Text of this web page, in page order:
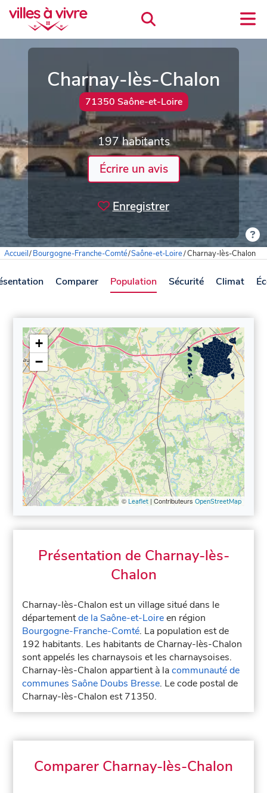
Charnay-lès-Chalon
71350 Saône-et-Loire
197 habitants
Écrire un avis
Enregistrer
Accueil/Bourgogne-Franche-Comté/Saône-et-Loire/Charnay-lès-Chalon
Comparer Population Sécurité Climat
+
−
© Leaflet| Contributeurs OpenStreetMap
Présentation de Charnay-lès-
Chalon
Charnay-lès-Chalon est un village situé dans le
départementde la Saône-et-Loireen région
Bourgogne-Franche-Comté. La population est de
192 habitants. Les habitants de Charnay-lès-Chalon
sont appelés les charnaysois et les charnaysoises.
Charnay-lès-Chalon appartient à lacommunauté de
communes Saône Doubs Bresse. Le code postal de
Charnay-lès-Chalon est 71350.
Comparer Charnay-lès-Chalon